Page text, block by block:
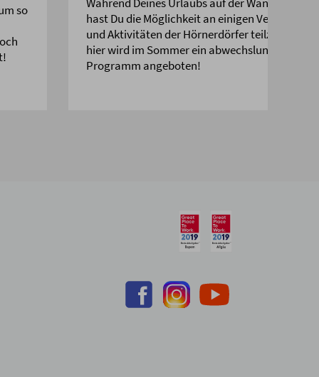
so
Während Deines Urlaubs auf der
hast Du die Möglichkeit an einigen
und Aktivitäten der Hörnerdörfer
hier wird im Sommer ein abwechslungsreiches
Programm angeboten!